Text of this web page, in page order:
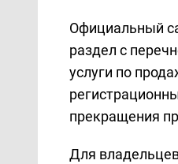
Официальный
раздел с
услуги по
прекращения
Для